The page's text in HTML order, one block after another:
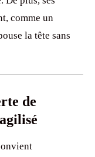
comme un
la tête sans
de